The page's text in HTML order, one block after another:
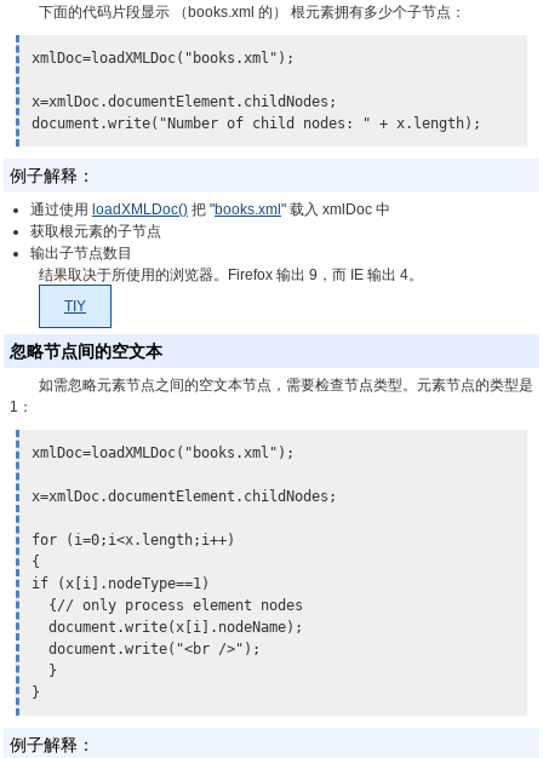
下面的代码片段显示 （books.xml 的） 根元素拥有多少个子节点：
xmlDoc=loadXMLDoc("books.xml");
x=xmlDoc.documentElement.childNodes;
document.write("Number of child nodes: " + x.length);
例子解释：
通过使用 loadXMLDoc() 把 "books.xml " 载入 xmlDoc 中
获取根元素的子节点
输出子节点数目
结果取决于所使用的浏览器。Firefox 输出 9，而 IE 输出 4。
TIY
忽略节点间的空文本
如需忽略元素节点之间的空文本节点，需要检查节点类型。元素节点的类型是
1：
xmlDoc=loadXMLDoc("books.xml");
x=xmlDoc.documentElement.childNodes;
for (i=0;i<x.length;i++)
{
if (x[i].nodeType==1)
  {// only process element nodes
  document.write(x[i].nodeName);
  document.write("<br />");
  }
}
例子解释：